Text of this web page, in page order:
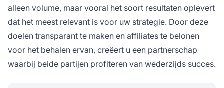
alleen volume, maar vooral het soort resultaten oplevert
dat het meest relevant is voor uw strategie. Door deze
doelen transparant te maken en affiliates te belonen
voor het behalen ervan, creëert u een partnerschap
waarbij beide partijen profiteren van wederzijds succes.